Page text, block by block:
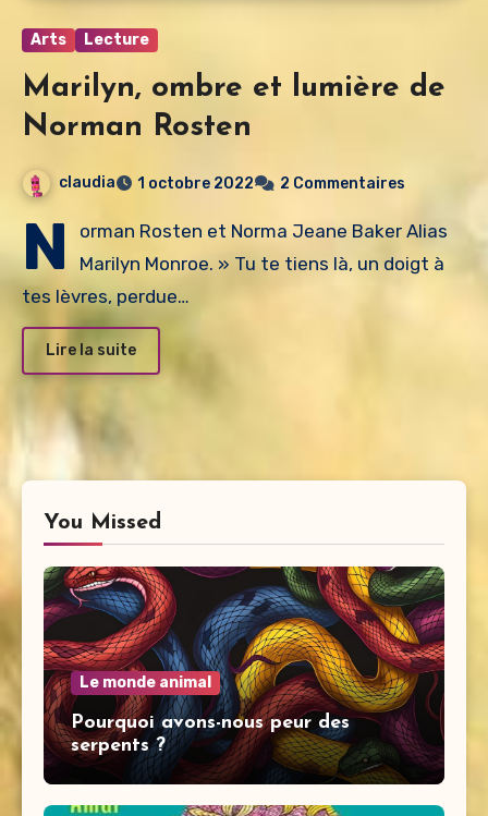
Arts Lecture
Marilyn, ombre et lumière de
Norman Rosten
claudia 1 octobre 2022 2 Commentaires
N
orman Rosten et Norma Jeane Baker Alias
Marilyn Monroe. » Tu te tiens là, un doigt à
tes lèvres, perdue…
Lire la suite
You Missed
Le monde animal
Pourquoi avons-nous peur des
serpents ?